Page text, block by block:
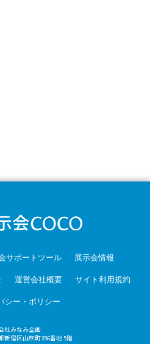
サポートツール 展示会情報
運営会社概要 サイト利用規約
シー・ポリシー
社みなみ企画
新宿区山吹町356番地 5階